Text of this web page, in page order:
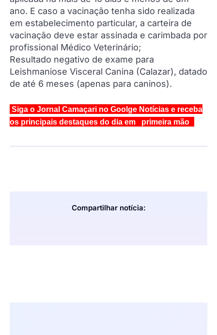
ano. E caso a vacinação tenha sido realizada
em estabelecimento particular, a carteira de
vacinação deve estar assinada e carimbada por
profissional Médico Veterinário;
Resultado negativo de exame para
Leishmaniose Visceral Canina (Calazar), datado
de até 6 meses (apenas para caninos).
Siga o Jornal Camaçari no Goolge Notícias e receba
os principais destaques do dia em primeira mão
Compartilhar notícia: